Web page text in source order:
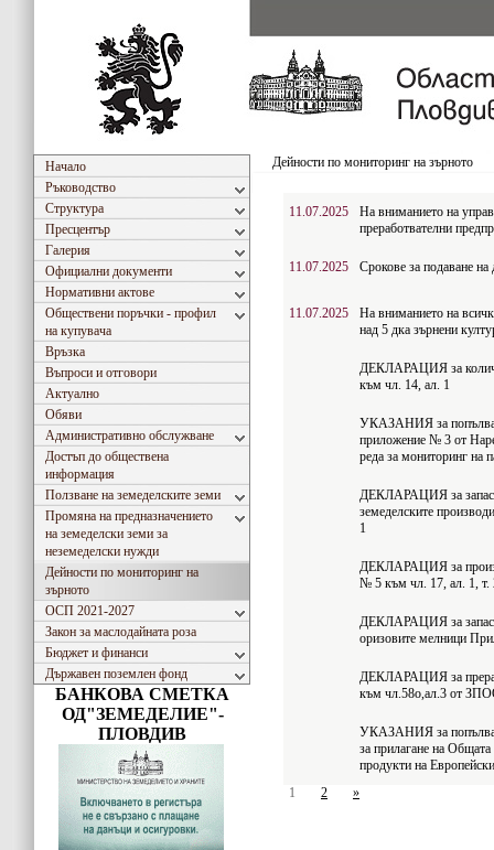
Начало
Ръководство
Структура
Пресцентър
Галерия
Официални документи
Нормативни актове
Обществени поръчки - профил
на купувача
Връзка
Въпроси и отговори
Актуално
Обяви
Административно обслужване
Достъп до обществена
информация
Ползване на земеделските земи
Промяна на предназначението
на земеделски земи за
неземеделски нужди
Дейности по мониторинг на
зърното
ОСП 2021-2027
Закон за маслодайната роза
Бюджет и финанси
Държавен поземлен фонд
БАНКОВА СМЕТКА
ОД"ЗЕМЕДЕЛИЕ"-
ПЛОВДИВ
Дейности по мониторинг на зърното
11.07.2025
На вниманието на
преработвателни
11.07.2025 Срокове за подаване на
11.07.2025
На вниманието на
над 5 дка зърнени
ДЕКЛАРАЦИЯ за
към чл. 14, ал. 1
УКАЗАНИЯ за
приложение № 3 от
реда за мониторинг на
ДЕКЛАРАЦИЯ за
земеделските
1
ДЕКЛАРАЦИЯ за
№ 5 към чл. 17, ал. 1, т.
ДЕКЛАРАЦИЯ за
оризовите мелници
ДЕКЛАРАЦИЯ за
към чл.58о,ал.3 от
УКАЗАНИЯ за
за прилагане на Общата
продукти на
1
2 »